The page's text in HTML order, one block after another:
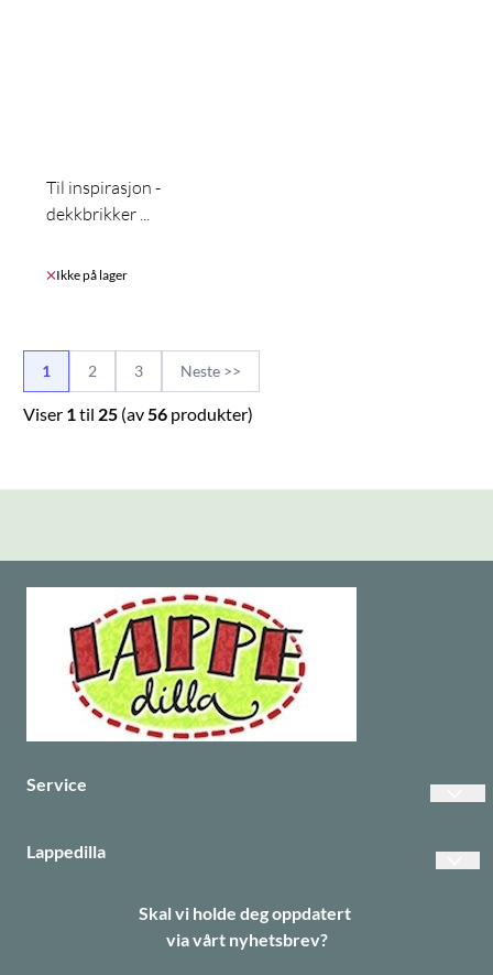
Til inspirasjon -
dekkbrikker ...
Ikke på lager
1 2 3 Neste >>
Viser 1til 25 (av56 produkter)
Service
Lappedilla
Skal vi holde deg oppdatert
via vårt nyhetsbrev?